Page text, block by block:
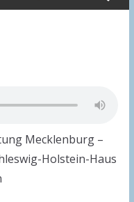
Mecklenburg –
Holstein-Haus